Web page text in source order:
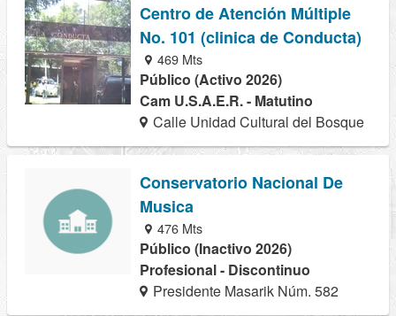
Centro de Atención Múltiple
No. 101 (clinica de Conducta)
469 Mts
Público (Activo 2026)
Cam U.S.A.E.R. - Matutino
Calle Unidad Cultural del Bosque
Conservatorio Nacional De
Musica
476 Mts
Público (Inactivo 2026)
Profesional - Discontinuo
Presidente Masarik Núm. 582